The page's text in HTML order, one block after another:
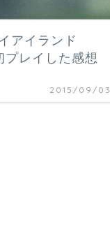
アイランド
プレイした感想
2015/09/03